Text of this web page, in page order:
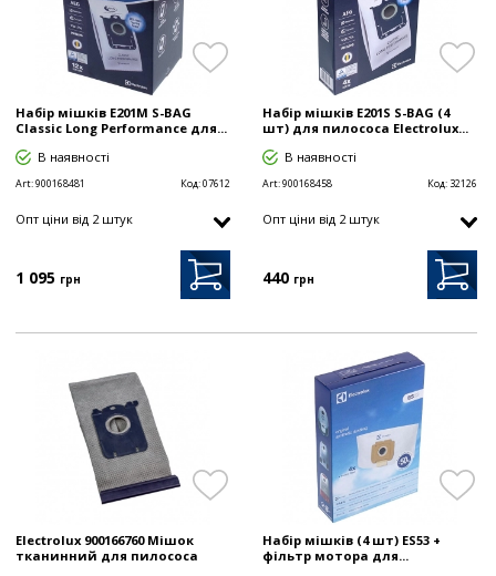
Набір мішків E201M S-BAG
Classic Long Performance для...
В наявності
Art:900168481 Код:07612
Опт цiни від 2 штук
1 095 грн
Набір мішків E201S S-BAG (4
шт) для пилососа Electrolux...
В наявності
Art:900168458 Код: 32126
Опт цiни від 2 штук
440 грн
Electrolux 900166760 Мішок
тканинний для пилососа
Набір мішків (4 шт) ES53 +
фільтр мотора для...